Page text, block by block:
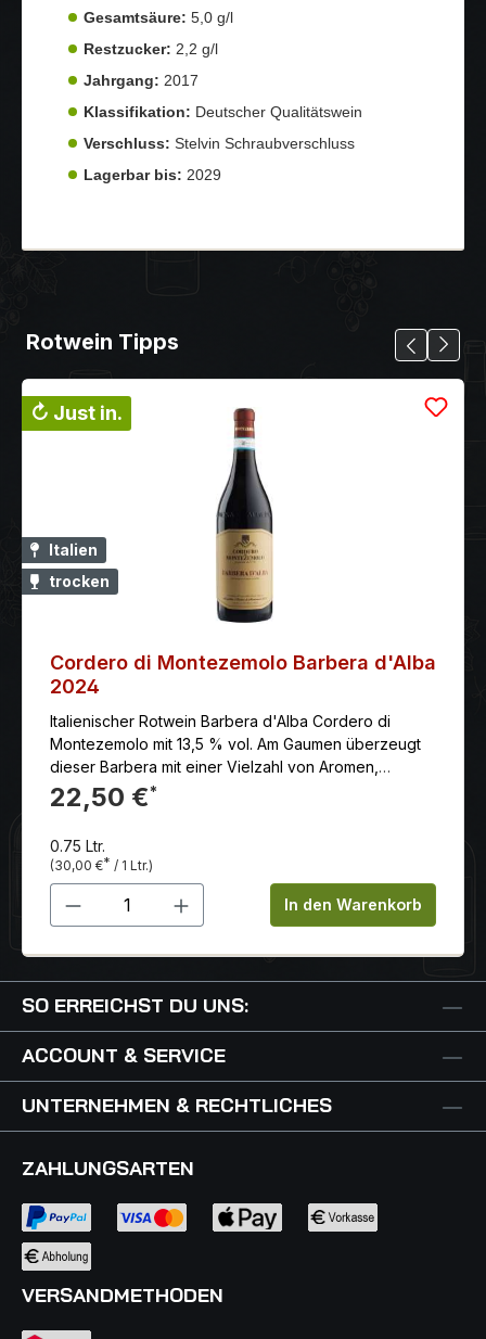
Gesamtsäure: 5,0 g/l
Restzucker: 2,2 g/l
Jahrgang: 2017
Klassifikation: Deutscher Qualitätswein
Verschluss: Stelvin Schraubverschluss
Lagerbar bis: 2029
Rotwein Tipps
↻ Just in.
Italien
trocken
Cordero di Montezemolo Barbera d'Alba
2024
Italienischer Rotwein Barbera d'Alba Cordero di
Montezemolo mit 13,5 % vol. Am Gaumen überzeugt
dieser Barbera mit einer Vielzahl von Aromen,
eingebunden in warme, weiche Tannine.
22,50 €*
0.75 Ltr.
(30,00 €* / 1 Ltr.)
Produkt Anzahl: Gib denIn den Warenkorb
SO ERREICHST DU UNS:
ACCOUNT & SERVICE
UNTERNEHMEN & RECHTLICHES
ZAHLUNGSARTEN
VERSANDMETHODEN